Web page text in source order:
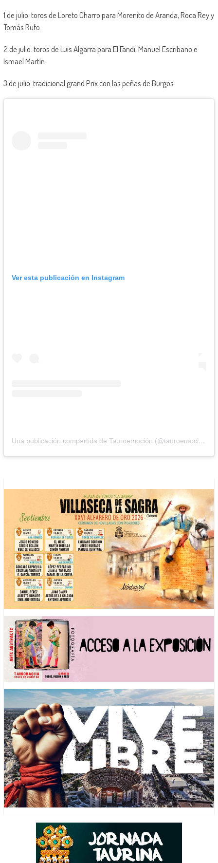
1 de julio: toros de Loreto Charro para Morenito de Aranda, Roca Rey y
Tomás Rufo.
2 de julio: toros de Luis Algarra para El Fandi, Manuel Escribano e
Ismael Martín.
3 de julio: tradicional grand Prix con las peñas de Burgos
Ver esta publicación en Instagram
Una publicación compartida de Tauroemoción (@tauroemocion)